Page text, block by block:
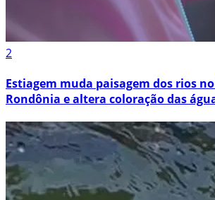
2
Estiagem muda paisagem dos rios
Rondônia e altera coloração das